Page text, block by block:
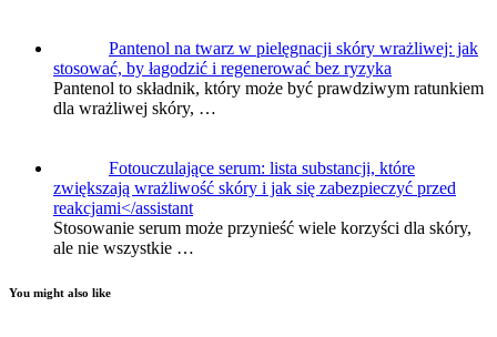
Pantenol na twarz w pielęgnacji skóry wrażliwej: jak
stosować, by łagodzić i regenerować bez ryzyka
Pantenol to składnik, który może być prawdziwym ratunkiem
dla wrażliwej skóry, …
Fotouczulające serum: lista substancji, które
zwiększają wrażliwość skóry i jak się zabezpieczyć przed
reakcjami</assistant
Stosowanie serum może przynieść wiele korzyści dla skóry,
ale nie wszystkie …
You might also like